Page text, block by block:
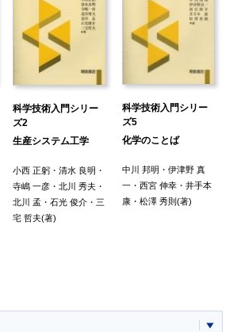
科学技術入門シリー
ズ2
生産システム工学
小西 正躬 ・清水 良明 ・
寺嶋 一彦 ・北川 秀夫 ・
北川 孟 ・石光 俊介 ・ 三
宅 哲夫(著)
科学技術入門シリー
ズ5
化学のことば
中川 邦明 ・ 伊津野 真
一・ 西宮 伸幸・ 井手本
康・ 松澤 秀則(著)